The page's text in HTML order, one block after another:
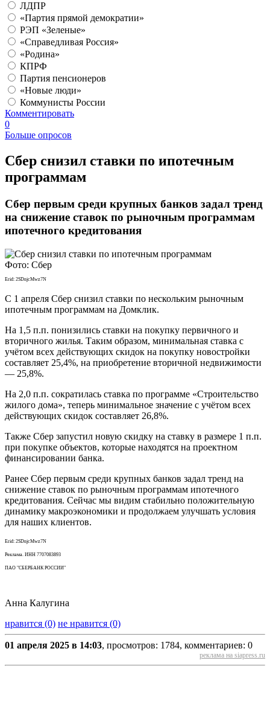
ЛДПР
«Партия прямой демократии»
РЭП «Зеленые»
«Справедливая Россия»
«Родина»
КПРФ
Партия пенсионеров
«Новые люди»
Коммунисты России
Комментировать
0
Больше опросов
​Сбер cнизил ставки по ипотечным
программам
Сбер первым среди крупных банков задал тренд
на снижение ставок по рыночным программам
ипотечного кредитования
Фото: Сбер
Erid: 2SDnjcMwz7N
С 1 апреля Сбер cнизил ставки по нескольким рыночным
ипотечным программам на Домклик.
На 1,5 п.п. понизились ставки на покупку первичного и
вторичного жилья. Таким образом, минимальная ставка с
учётом всех действующих скидок на покупку новостройки
составляет 25,4%, на приобретение вторичной недвижимости
— 25,8%.
На 2,0 п.п. сократилась ставка по программе «Строительство
жилого дома», теперь минимальное значение с учётом всех
действующих скидок составляет 26,8%.
Также Сбер запустил новую скидку на ставку в размере 1 п.п.
при покупке объектов, которые находятся на проектном
финансировании банка.
Ранее Сбер первым среди крупных банков задал тренд на
снижение ставок по рыночным программам ипотечного
кредитования. Сейчас мы видим стабильно положительную
динамику макроэкономики и продолжаем улучшать условия
для наших клиентов.
Erid: 2SDnjcMwz7N
Реклама. ИНН 7707083893
ПАО "СБЕРБАНК РОССИИ"
Анна Калугина
нравится (0) не нравится (0)
01 апреля 2025 в 14:03, просмотров: 1784, комментариев: 0
реклама на siapress.ru